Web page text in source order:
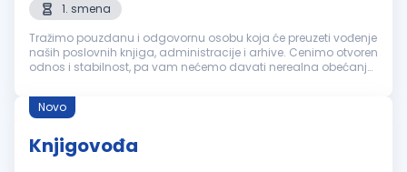
1. smena
Tražimo pouzdanu i odgovornu osobu koja će preuzeti vođenje
naših poslovnih knjiga, administracije i arhive. Cenimo otvoren
odnos i stabilnost, pa vam nećemo davati nerealna obećanja,
Obavlj...
Novo
Knjigovođa